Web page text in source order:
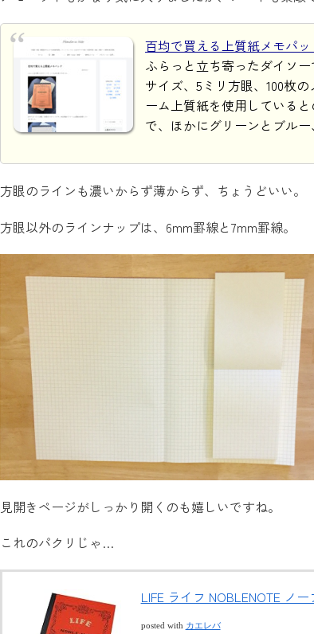
百均で買える上質紙メモパッ
ふらっと立ち寄ったダイソ
サイズ、5ミリ方眼、100枚
ーム上質紙を使用している
で、ほかにグリーンとブル
方眼のラインも濃いからず薄からず、ちょうどいい。
方眼以外のラインナップは、6mm罫線と7mm罫線。
見開きページがしっかり開くのも嬉しいですね。
これのパクリじゃ…
LIFE ライフ NOBLENOTE ノ
posted with カエレバ